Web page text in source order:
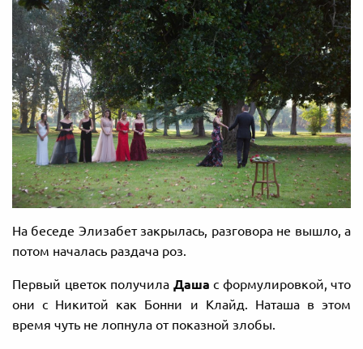
На беседе Элизабет закрылась, разговора не вышло, а
потом началась раздача роз.
Первый цветок получила Даша с формулировкой, что
они с Никитой как Бонни и Клайд. Наташа в этом
время чуть не лопнула от показной злобы.